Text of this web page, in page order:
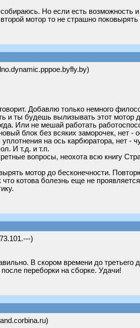
Но если есть возможность
мотор то не страшно
Добавлю только немного
и ты будешь вылизывать этот мотор
Или не мешай работать
блок без всяких заморочек, нет -
на ось карбюратора, нет -
И т.д. и т.п.
вопросы, неохота всю книгу
мотор до бесконечности.
что котова болезнь еще не
)
В скором времени до
переборки на сборке. Удачи!